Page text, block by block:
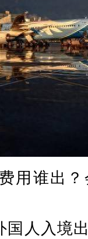
用谁出
国人入境